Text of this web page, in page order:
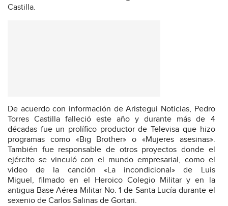
Castilla.
De acuerdo con información de Aristegui Noticias, Pedro
Torres Castilla falleció este año y durante más de 4
décadas fue un prolífico productor de Televisa que hizo
programas como «Big Brother» o «Mujeres asesinas».
También fue responsable de otros proyectos donde el
ejército se vinculó con el mundo empresarial, como el
video de la canción «La incondicional» de Luis
Miguel, filmado en el Heroico Colegio Militar y en la
antigua Base Aérea Militar No. 1 de Santa Lucía durante el
sexenio de Carlos Salinas de Gortari.